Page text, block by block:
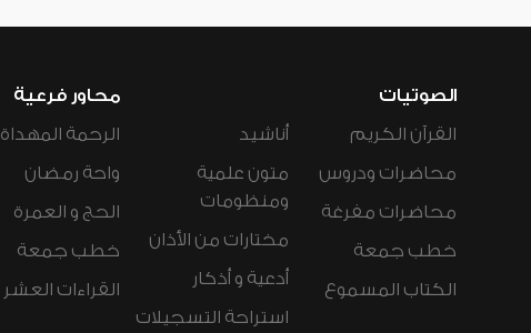
الصوتيات
القرآن الكريم
محاضرات ودروس
محاضرات مفرغة
خطب جمعة
الكتاب المسموع
أناشيد
متون علمية
ومنظومات
مختارات من الأذان
أدعية و أذكار
استراحة التسجيلات
محاور فرعية
الرحمة المهداة
واحة رمضان
الحج و العمرة
خطب جمعة
القراءات العشر